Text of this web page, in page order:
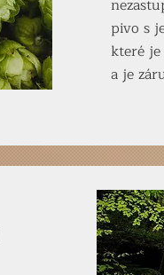
pivo s
které
a je